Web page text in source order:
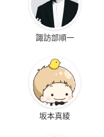
諏訪部順一
坂本真綾